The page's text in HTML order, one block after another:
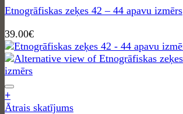
Etnogrāfiskas zeķes 42 – 44 apavu izmērs
39.00€
+
Ātrais skatījums